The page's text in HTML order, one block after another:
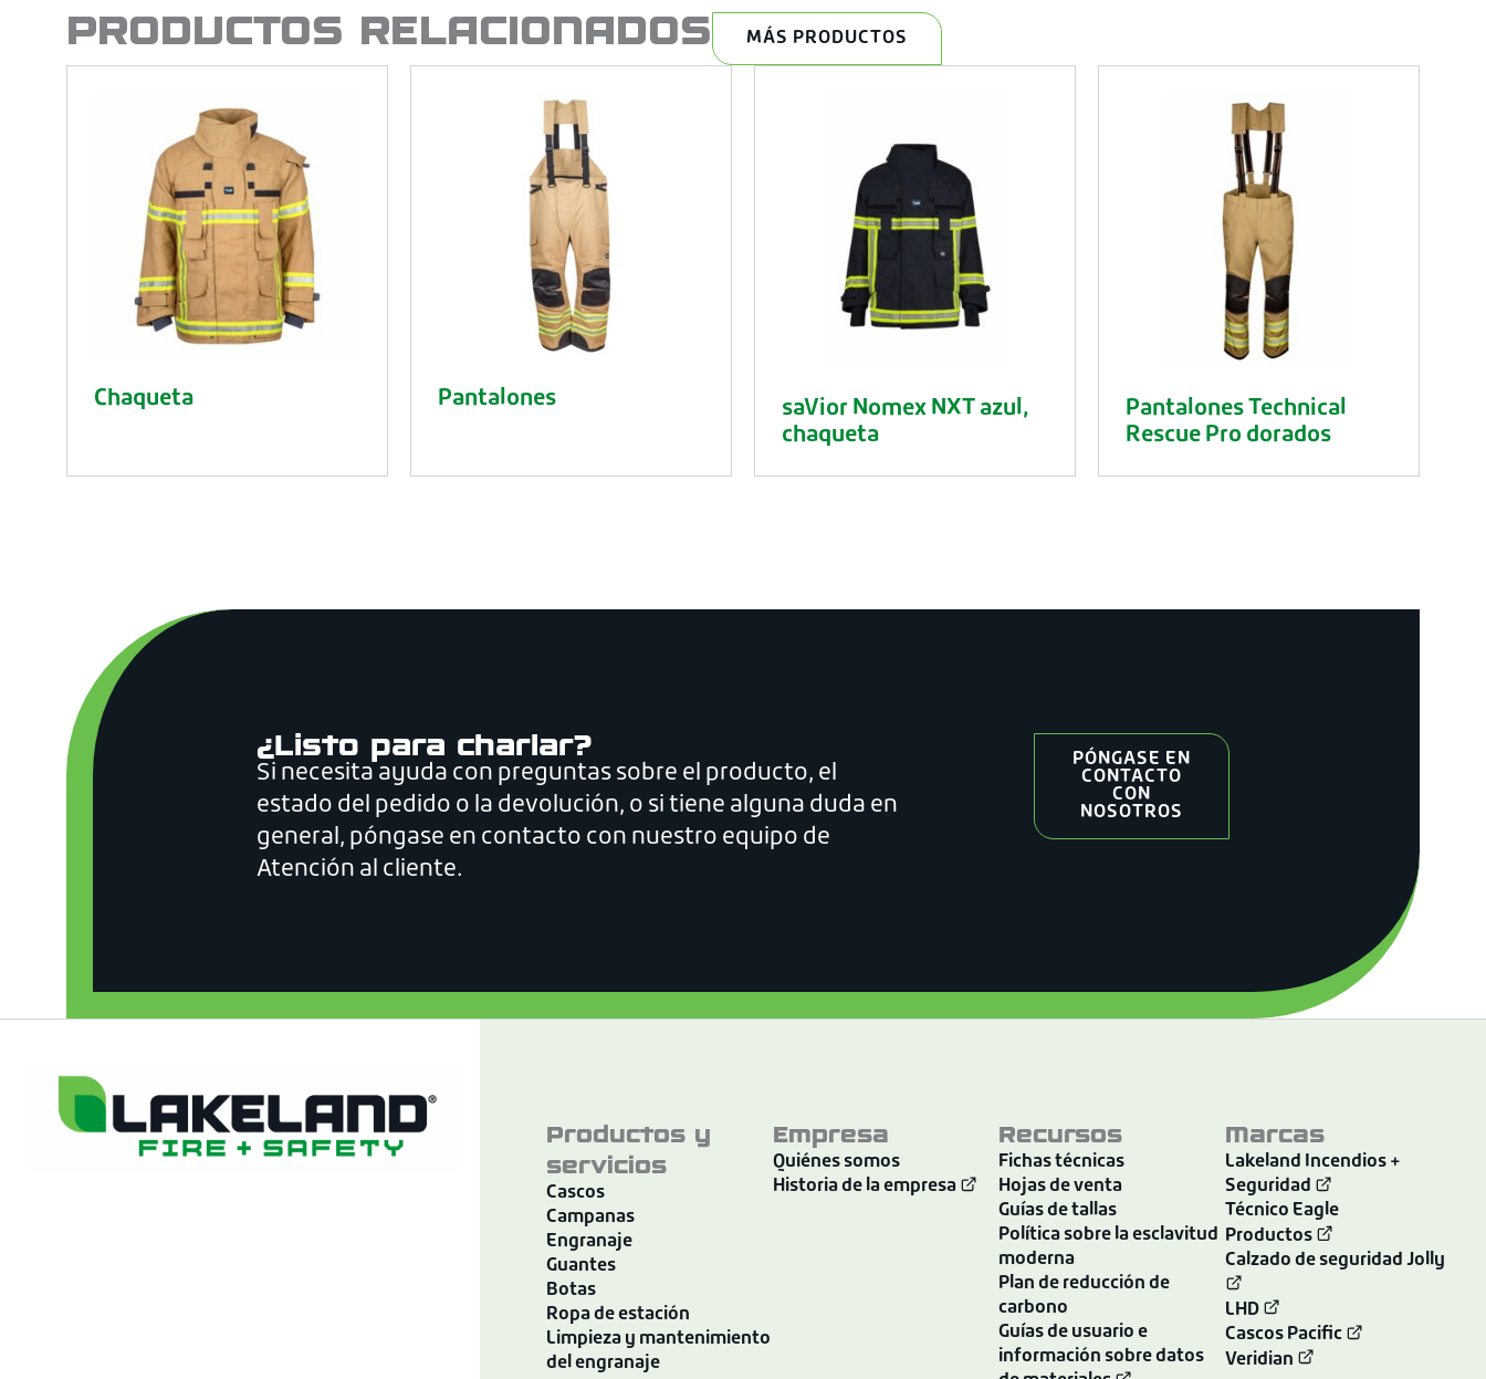
PRODUCTOS RELACIONADOS MÁS PRODUCTOS
Chaqueta Pantalones
saVior Nomex NXT azul,
chaqueta
Pantalones Technical
Rescue Pro dorados
¿Listo para charlar?
Si necesita ayuda con preguntas sobre el producto, el
estado del pedido o la devolución, o si tiene alguna duda en
general, póngase en contacto con nuestro equipo de
Atención al cliente.
PÓNGASE EN
CONTACTO
CON
NOSOTROS
Productos y
servicios
Cascos
Campanas
Engranaje
Guantes
Botas
Ropa de estación
Limpieza y mantenimiento
del engranaje
Empresa
Quiénes somos
Historia de la empresa
Recursos
Fichas técnicas
Hojas de venta
Guías de tallas
Política sobre la esclavitud
moderna
Plan de reducción de
carbono
Guías de usuario e
información sobre datos
Marcas
Lakeland Incendios +
Seguridad
Técnico Eagle
Productos
Calzado de seguridad Jolly
LHD
Cascos Pacific
Veridian